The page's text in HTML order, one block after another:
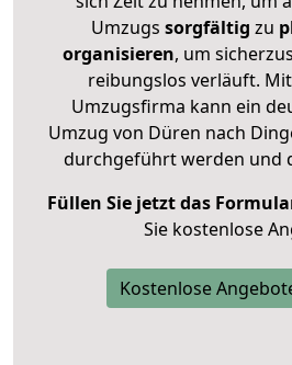
Umzugs sorgfältig zu
organisieren, um
reibungslos verläuft.
Umzugsfirma kann ein
Umzug von Düren nach
durchgeführt werden und
Füllen Sie jetzt das
Sie kostenlose
Kostenlose